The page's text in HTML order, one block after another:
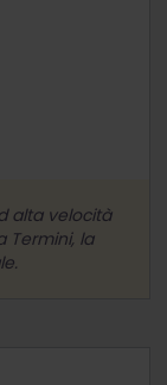
alta velocità
Termini, la